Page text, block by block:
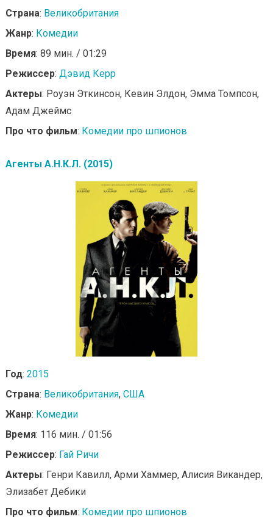
Страна: Великобритания
Жанр: Комедии
Время: 89 мин. / 01:29
Режиссер: Дэвид Керр
Актеры: Роуэн Эткинсон, Кевин Элдон, Эмма Томпсон,
Адам Джеймс
Про что фильм: Комедии про шпионов
Агенты А.Н.К.Л. (2015)
Год: 2015
Страна: Великобритания, США
Жанр: Комедии
Время: 116 мин. / 01:56
Режиссер: Гай Ричи
Актеры: Генри Кавилл, Арми Хаммер, Алисия Викандер,
Элизабет Дебики
Про что фильм: Комедии про шпионов